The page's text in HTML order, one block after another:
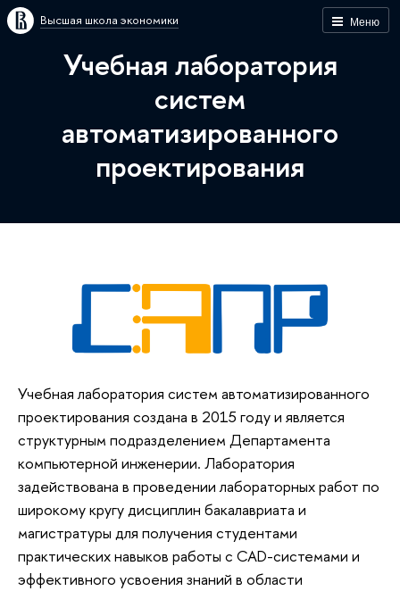
Меню
Высшая школа экономики
Учебная лаборатория
систем
автоматизированного
проектирования
Учебная лаборатория систем автоматизированного
проектирования создана в 2015 году и является
структурным подразделением Департамента
компьютерной инженерии. Лаборатория
задействована в проведении лабораторных работ по
широкому кругу дисциплин бакалавриата и
магистратуры для получения студентами
практических навыков работы с CAD-системами и
эффективного усвоения знаний в области